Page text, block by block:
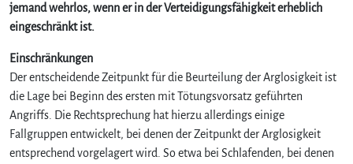
jemand wehrlos, wenn er in der Verteidigungsfähigkeit erheblich
eingeschränkt ist.
Einschränkungen
Der entscheidende Zeitpunkt für die Beurteilung der Arglosigkeit ist
die Lage bei Beginn des ersten mit Tötungsvorsatz geführten
Angriffs. Die Rechtsprechung hat hierzu allerdings einige
Fallgruppen entwickelt, bei denen der Zeitpunkt der Arglosigkeit
entsprechend vorgelagert wird. So etwa bei Schlafenden, bei denen